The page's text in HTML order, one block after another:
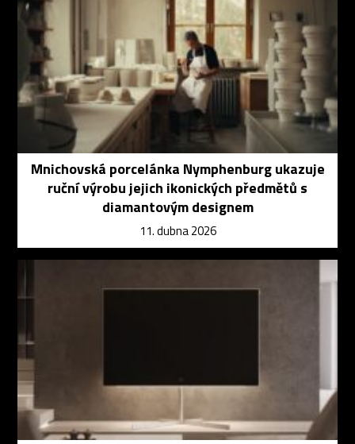
Mnichovská porcelánka Nymphenburg ukazuje
ruční výrobu jejich ikonických předmětů s
diamantovým designem
11. dubna 2026